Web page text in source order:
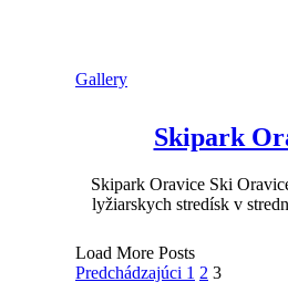
Gallery
Skipark
Skipark Oravice Ski
lyžiarskych stredísk v
Load More Posts
Predchádzajúci 1 2 3